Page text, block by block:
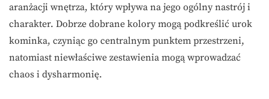
aranżacji wnętrza, który wpływa na jego ogólny nastrój i
charakter. Dobrze dobrane kolory mogą podkreślić urok
kominka, czyniąc go centralnym punktem przestrzeni,
natomiast niewłaściwe zestawienia mogą wprowadzać
chaos i dysharmonię.